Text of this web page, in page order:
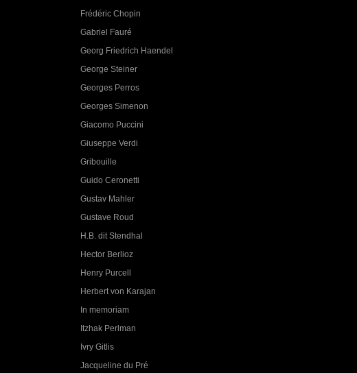
Frédéric Chopin
Gabriel Fauré
Georg Friedrich Haendel
George Steiner
Georges Perros
Georges Simenon
Giacomo Puccini
Giuseppe Verdi
Gribouille
Guido Ceronetti
Gustav Mahler
Gustave Roud
H.B. dit Stendhal
Hector Berlioz
Henry Purcell
Herbert von Karajan
In memoriam
Itzhak Perlman
Ivry Gitlis
Jacqueline du Pré